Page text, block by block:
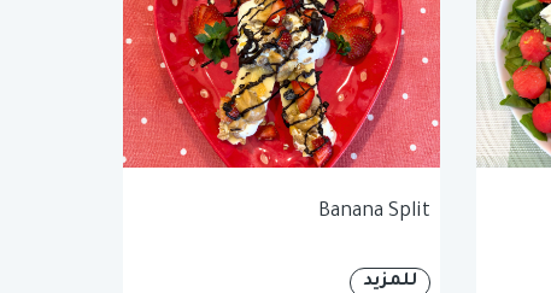
Banana Split
للمزيد